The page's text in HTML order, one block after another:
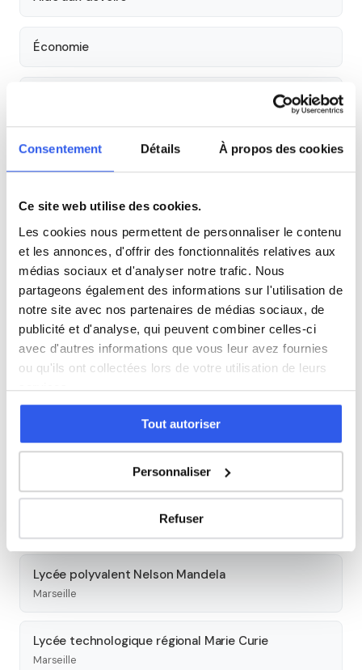
Consentement Détails À propos des cookies
Ce site web utilise des cookies.
Les cookies nous permettent de personnaliser le contenu
et les annonces, d'offrir des fonctionnalités relatives aux
médias sociaux et d'analyser notre trafic. Nous
partageons également des informations sur l'utilisation de
notre site avec nos partenaires de médias sociaux, de
publicité et d'analyse, qui peuvent combiner celles-ci
avec d'autres informations que vous leur avez fournies
ou qu'ils ont collectées lors de votre utilisation de leurs
services.
Tout autoriser
Personnaliser
Refuser
Économie
Cours par niveau
Tous les cours particuliers à Marseille
Découvrez l'ensemble de notre offre à Marseille :
les cours à Marseille →
Autres lycées à proximité
Lycée professionnel Saint-Henri
Marseille
Lycée Hamaskaïne
Lycée polyvalent Nelson Mandela
Marseille
Lycée technologique régional Marie Curie
Marseille